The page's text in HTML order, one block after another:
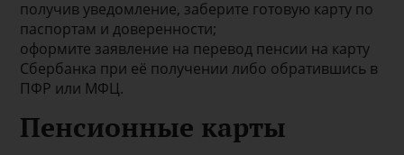
получив уведомление, заберите готовую карту по
паспортам и доверенности;
оформите заявление на перевод пенсии на карту
Сбербанка при её получении либо обратившись в
ПФР или МФЦ.
Пенсионные карты